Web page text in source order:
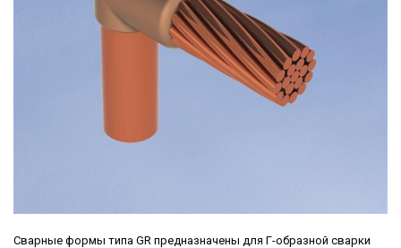
Сварные формы типа GR предназначены для Г-образной сварки